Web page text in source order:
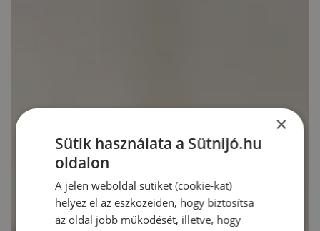
×
Sütik használata a Sütnijó.hu
oldalon
A jelen weboldal sütiket (cookie-kat)
helyez el az eszközeiden, hogy biztosítsa
az oldal jobb működését, illetve, hogy